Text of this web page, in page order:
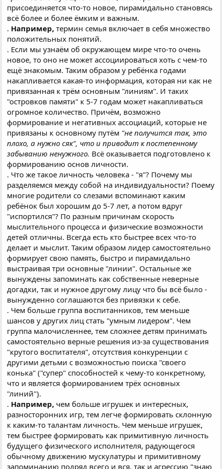
присоединяется что-то новое, пирамидально становясь
всё более и более ёмким и важным.
. Например, термин семья включает в себя множество
положительных понятий.
. Если мы узнаём об окружающем мире что-то очень
новое, то оно не может ассоциироваться хоть с чем-то
ещё знакомым. Таким образом у ребёнка годами
накапливается какая-то информация, которая ни как не
привязанная к трём основным "линиям". И таких
"островков памяти" к 5-7 годам может накапливаться
огромное количество. Причём, возможно
формирование и негативных ассоциаций, которые не
привязаны к основному путём "не получится так, это
плохо, а нужно сяк", что и приводит к постепенному
забыванию ненужного. Всё оказывается подготовлено к
формированию основ личности.
. Что же такое личность человека - "я"? Почему мы
разделяемся между собой на индивидуальности? Поему
многие родители со слезами вспоминают каким
ребёнок был хорошим до 5-7 лет, а потом вдруг
"испортился"? По разным причинам скорость
мыслительного процесса и физические возможности
детей отличны. Всегда есть кто быстрее всех что-то
делает и мыслит. Таким образом лидер самостоятельно
формирует свою память, быстро и пирамидально
выстраивая три основные "линии". Остальные же
вынуждены запоминать как собственные неверные
догадки, так и нужное другому лицу что бы всё было -
вынужденно соглашаются без привязки к себе.
. Чем больше группа воспитанников, тем меньше
шансов у других лиц стать "умным лидером". Чем
группа малочисленнее, тем сложнее детям принимать
самостоятельно верные решения из-за существования
"крутого воспитателя", отсутствия конкуренции с
другими детьми с возможностью поиска "своего
конька" ("супер" способностей к чему-то конкретному,
что и является формированием трёх основных
"линий").
. Например, чем больше игрушек и интересных,
разносторонних игр, тем легче формировать склонную
к каким-то талантам личность. Чем меньше игрушек,
тем быстрее формировать как примитивную личность
будущего физического исполнителя, радующегося
обычному движению мускулатуры и примитивному
запоминанию подряд всего и вся, так и агрессию "знаю